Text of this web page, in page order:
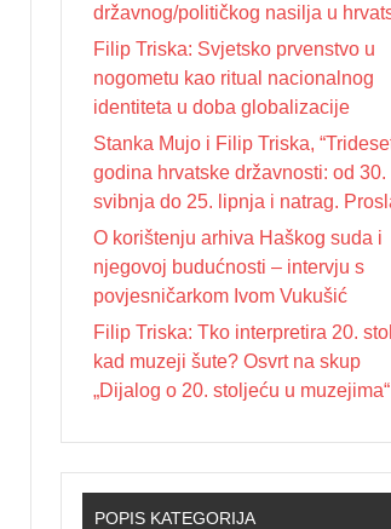
državnog/političkog nasilja u
povijesti 20. stoljeća“
Filip Triska: Svjetsko prvenstvo u
nogometu kao ritual nacionalnog
identiteta u doba globalizacije
Stanka Mujo i Filip Triska,
godina hrvatske državnosti: od 30.
svibnja do 25. lipnja i natrag.
Dana državnosti u Republici
od 1990. do 2025. godine”
O korištenju arhiva Haškog suda i
njegovoj budućnosti – intervju s
povjesničarkom Ivom Vukušić
Filip Triska: Tko interpretira 20.
kad muzeji šute? Osvrt na skup
„Dijalog o 20. stoljeću u muzejima“
POPIS KATEGORIJA